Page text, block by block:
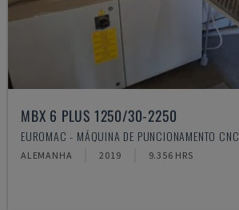
MBX 6 PLUS 1250/30-2250
EUROMAC - MÁQUINA DE PUNCIONAMENTO CNC
ALEMANHA 2019 9.356 HRS